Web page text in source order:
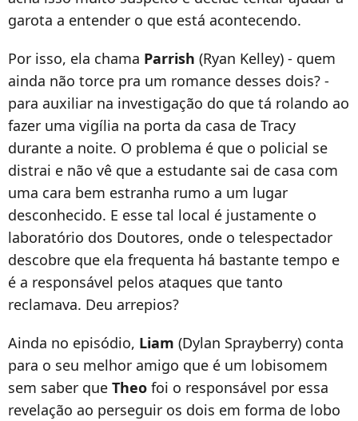
garota a entender o que está acontecendo.
Por isso, ela chama Parrish (Ryan Kelley) - quem
ainda não torce pra um romance desses dois? -
para auxiliar na investigação do que tá rolando ao
fazer uma vigília na porta da casa de Tracy
durante a noite. O problema é que o policial se
distrai e não vê que a estudante sai de casa com
uma cara bem estranha rumo a um lugar
desconhecido. E esse tal local é justamente o
laboratório dos Doutores, onde o telespectador
descobre que ela frequenta há bastante tempo e
é a responsável pelos ataques que tanto
reclamava. Deu arrepios?
Ainda no episódio, Liam (Dylan Sprayberry) conta
para o seu melhor amigo que é um lobisomem
sem saber que Theo foi o responsável por essa
revelação ao perseguir os dois em forma de lobo